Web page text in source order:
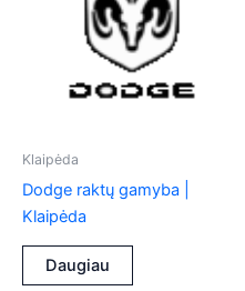
Klaipėda
Dodge raktų gamyba |
Klaipėda
Daugiau